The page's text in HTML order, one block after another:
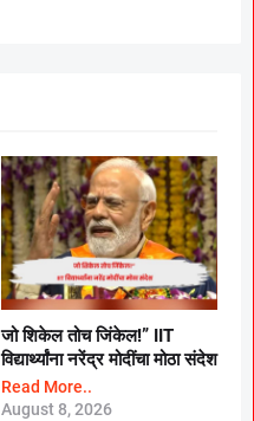
जो शिकेल तोच जिंकेल!” IIT
विद्यार्थ्यांना नरेंद्र मोदींचा मोठा संदेश
Read More..
August 8, 2026